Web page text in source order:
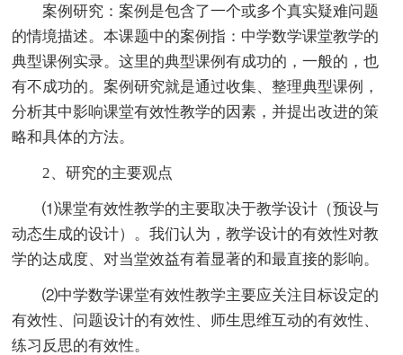
案例研究：案例是包含了一个或多个真实疑难问题
的情境描述。本课题中的案例指：中学数学课堂教学的
典型课例实录。这里的典型课例有成功的，一般的，也
有不成功的。案例研究就是通过收集、整理典型课例，
分析其中影响课堂有效性教学的因素，并提出改进的策
略和具体的方法。
2、研究的主要观点
⑴课堂有效性教学的主要取决于教学设计（预设与
动态生成的设计）。我们认为，教学设计的有效性对教
学的达成度、对当堂效益有着显著的和最直接的影响。
⑵中学数学课堂有效性教学主要应关注目标设定的
有效性、问题设计的有效性、师生思维互动的有效性、
练习反思的有效性。